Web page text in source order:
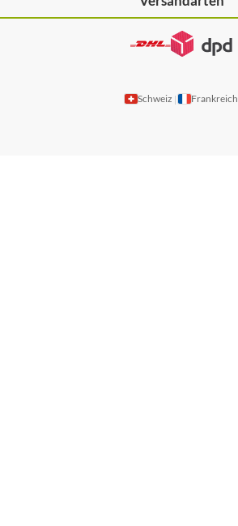
Schweiz | Frankreich